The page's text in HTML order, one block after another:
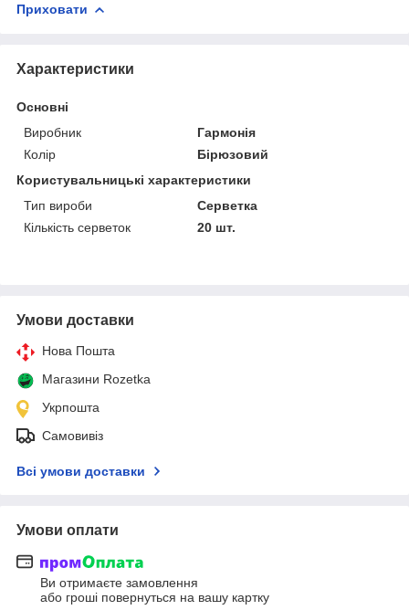
Приховати
Характеристики
Основні
Виробник
Гармонія
Колір
Бірюзовий
Користувальницькі характеристики
Тип вироби
Серветка
Кількість серветок
20 шт.
Умови доставки
Нова Пошта
Магазини Rozetka
Укрпошта
Самовивіз
Всі умови доставки
Умови оплати
Ви отримаєте замовлення
або гроші повернуться на вашу картку